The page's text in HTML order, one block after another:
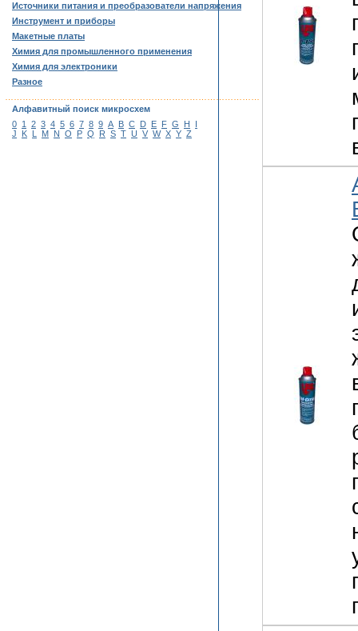
Источники питания и преобразователи напряжения
Инструмент и приборы
Макетные платы
Химия для промышленного применения
Химия для электроники
Разное
Алфавитный поиск микросхем
0 1 2 3 4 5 6 7 8 9 A B C D E F G H
I
J
K L M N O P Q R S T U V W X Y Z